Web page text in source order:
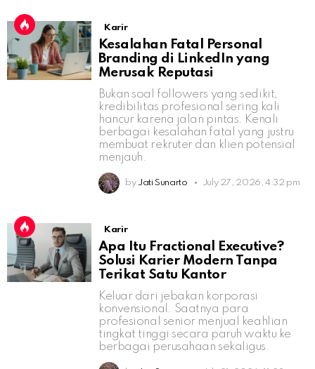
Karir
Kesalahan Fatal Personal
Branding di LinkedIn yang
Merusak Reputasi
Bukan soal followers yang sedikit,
kredibilitas profesional sering kali
hancur karena jalan pintas. Kenali
berbagai kesalahan fatal yang justru
membuat rekruter dan klien potensial
menjauh.
by Jati Sunarto July 27, 2026, 4:32 pm
Karir
Apa Itu Fractional Executive?
Solusi Karier Modern Tanpa
Terikat Satu Kantor
Keluar dari jebakan korporasi
konvensional. Saatnya para
profesional senior menjual keahlian
tingkat tinggi secara paruh waktu ke
berbagai perusahaan sekaligus.